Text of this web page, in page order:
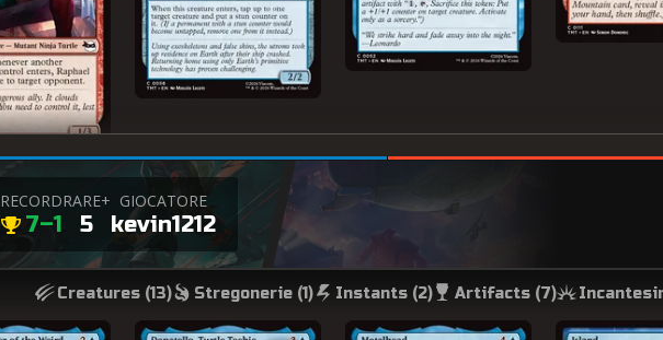
RECORD
7–1
RARE+
5
GIOCATORE
kevin1212
Creatures (13) Stregonerie (1) Instants (2) Artifacts (7)